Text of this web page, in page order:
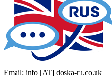
Email: info [AT] doska-ru.co.uk